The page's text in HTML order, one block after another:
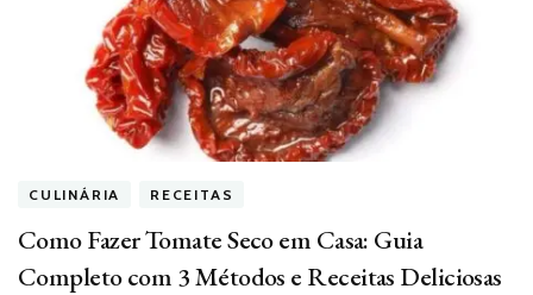
CULINÁRIA RECEITAS
Como Fazer Tomate Seco em Casa: Guia
Completo com 3 Métodos e Receitas Deliciosas